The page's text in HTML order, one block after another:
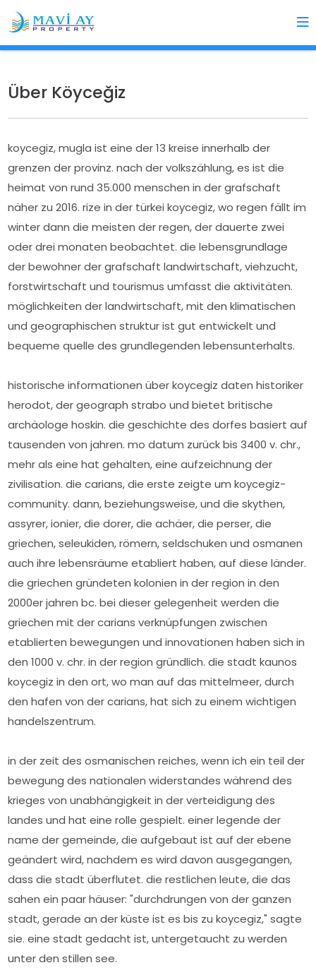
Über Köyceğiz
koycegiz, mugla ist eine der 13 kreise innerhalb der
grenzen der provinz. nach der volkszählung, es ist die
heimat von rund 35.000 menschen in der grafschaft
näher zu 2016. rize in der türkei koycegiz, wo regen fällt im
winter dann die meisten der regen, der dauerte zwei
oder drei monaten beobachtet. die lebensgrundlage
der bewohner der grafschaft landwirtschaft, viehzucht,
forstwirtschaft und tourismus umfasst die aktivitäten.
möglichkeiten der landwirtschaft, mit den klimatischen
und geographischen struktur ist gut entwickelt und
bequeme quelle des grundlegenden lebensunterhalts.
historische informationen über koycegiz daten historiker
herodot, der geograph strabo und bietet britische
archäologe hoskin. die geschichte des dorfes basiert auf
tausenden von jahren. mo datum zurück bis 3400 v. chr.,
mehr als eine hat gehalten, eine aufzeichnung der
zivilisation. die carians, die erste zeigte um koycegiz-
community. dann, beziehungsweise, und die skythen,
assyrer, ionier, die dorer, die achäer, die perser, die
griechen, seleukiden, römern, seldschuken und osmanen
auch ihre lebensräume etabliert haben, auf diese länder.
die griechen gründeten kolonien in der region in den
2000er jahren bc. bei dieser gelegenheit werden die
griechen mit der carians verknüpfungen zwischen
etablierten bewegungen und innovationen haben sich in
den 1000 v. chr. in der region gründlich. die stadt kaunos
koycegiz in den ort, wo man auf das mittelmeer, durch
den hafen von der carians, hat sich zu einem wichtigen
handelszentrum.
in der zeit des osmanischen reiches, wenn ich ein teil der
bewegung des nationalen widerstandes während des
krieges von unabhängigkeit in der verteidigung des
landes und hat eine rolle gespielt. einer legende der
name der gemeinde, die aufgebaut ist auf der ebene
geändert wird, nachdem es wird davon ausgegangen,
dass die stadt überflutet. die restlichen leute, die das
sahen ein paar häuser: "durchdrungen von der ganzen
stadt, gerade an der küste ist es bis zu koycegiz," sagte
sie. eine stadt gedacht ist, untergetaucht zu werden
unter den stillen see.